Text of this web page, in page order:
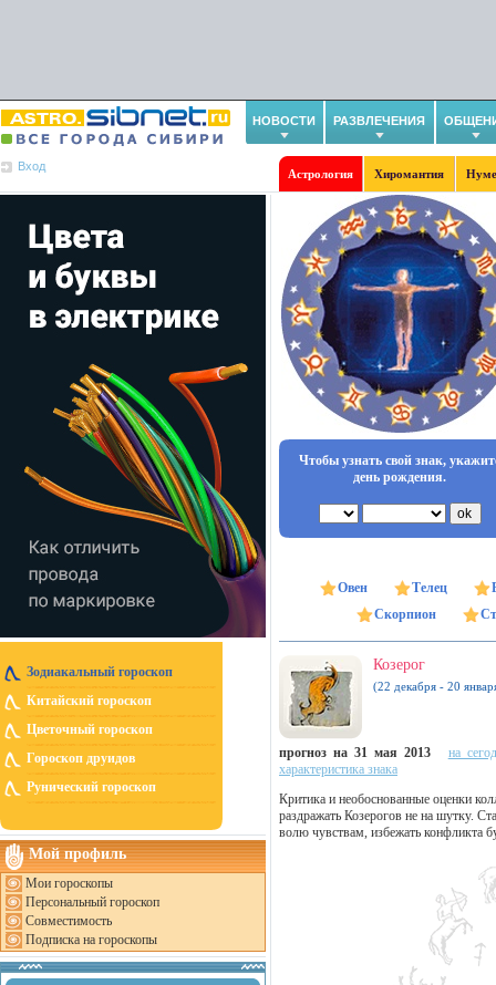
НОВОСТИ РАЗВЛЕЧЕНИЯ
Вход
Астрология Хиромантия
Зодиакальный гороскоп
Китайский гороскоп
Цветочный гороскоп
Гороскоп друидов
Рунический гороскоп
Мой профиль
Мои гороскопы
Персональный гороскоп
Совместимость
Подписка на гороскопы
Чтобы узнать свой знак,
день рождения.
Овен Телец
Скорпион
Козерог
(22 декабря - 20
прогноз на 31 мая 2013
на
характеристика знака
Критика и необоснованные оценки
раздражать Козерогов не на шутку.
волю чувствам, избежать конфликта